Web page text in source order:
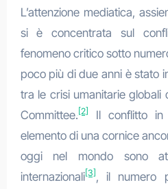
L’attenzione mediatica,
si è concentrata sul
fenomeno critico sotto
poco più di due anni è stato
tra le crisi umanitarie globali
Committee.[2]
Il conflitto in
elemento di una cornice
oggi nel mondo sono
internazionali[3] , il numero